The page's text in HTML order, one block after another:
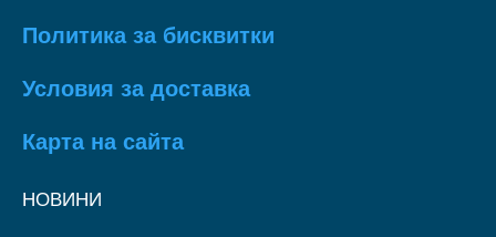
Политика за бисквитки
Условия за доставка
Карта на сайта
НОВИНИ